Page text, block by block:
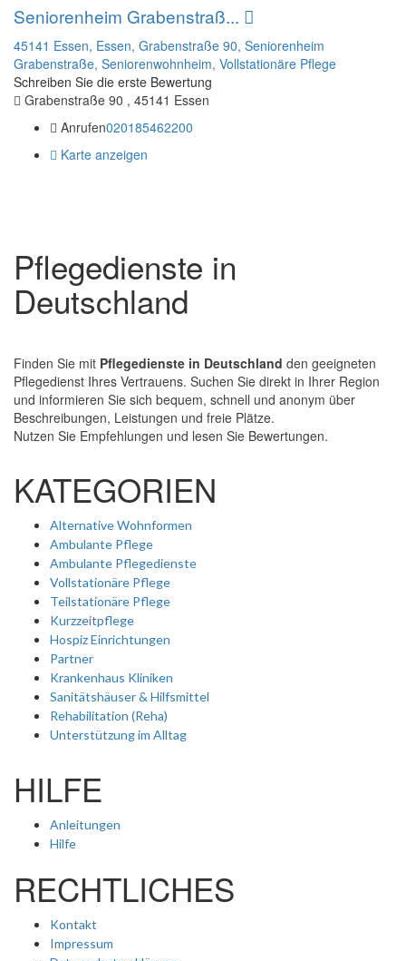
Seniorenheim Grabenstraß...
45141 Essen, Essen, Grabenstraße 90, Seniorenheim
Grabenstraße, Seniorenwohnheim, Vollstationäre Pflege
Schreiben Sie die erste Bewertung
Grabenstraße 90 , 45141 Essen
Anrufen020185462200
Karte anzeigen
Pflegedienste in
Deutschland
Finden Sie mit Pflegedienste in Deutschland den geeigneten
Pflegedienst Ihres Vertrauens. Suchen Sie direkt in Ihrer Region
und informieren Sie sich bequem, schnell und anonym über
Beschreibungen, Leistungen und freie Plätze.
Nutzen Sie Empfehlungen und lesen Sie Bewertungen.
KATEGORIEN
Alternative Wohnformen
Ambulante Pflege
Ambulante Pflegedienste
Vollstationäre Pflege
Teilstationäre Pflege
Kurzzeitpflege
Hospiz Einrichtungen
Partner
Krankenhaus Kliniken
Sanitätshäuser & Hilfsmittel
Rehabilitation (Reha)
Unterstützung im Alltag
HILFE
Anleitungen
Hilfe
RECHTLICHES
Kontakt
Impressum